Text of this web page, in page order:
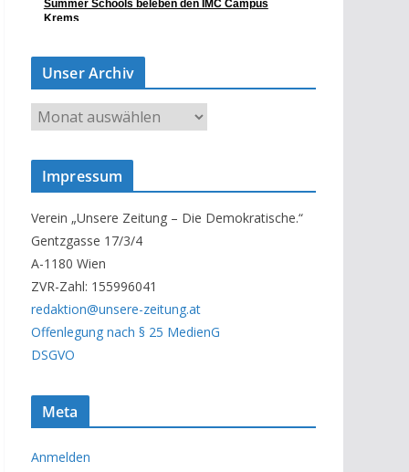
Unser Archiv
U
s
A
r
c
h
i
v
Impressum
Verein „Unsere Zeitung – Die Demokratische.“
Gentzgasse 17/3/4
A-1180 Wien
ZVR-Zahl: 155996041
redaktion@unsere-zeitung.at
Offenlegung nach § 25 MedienG
DSGVO
Meta
Anmelden